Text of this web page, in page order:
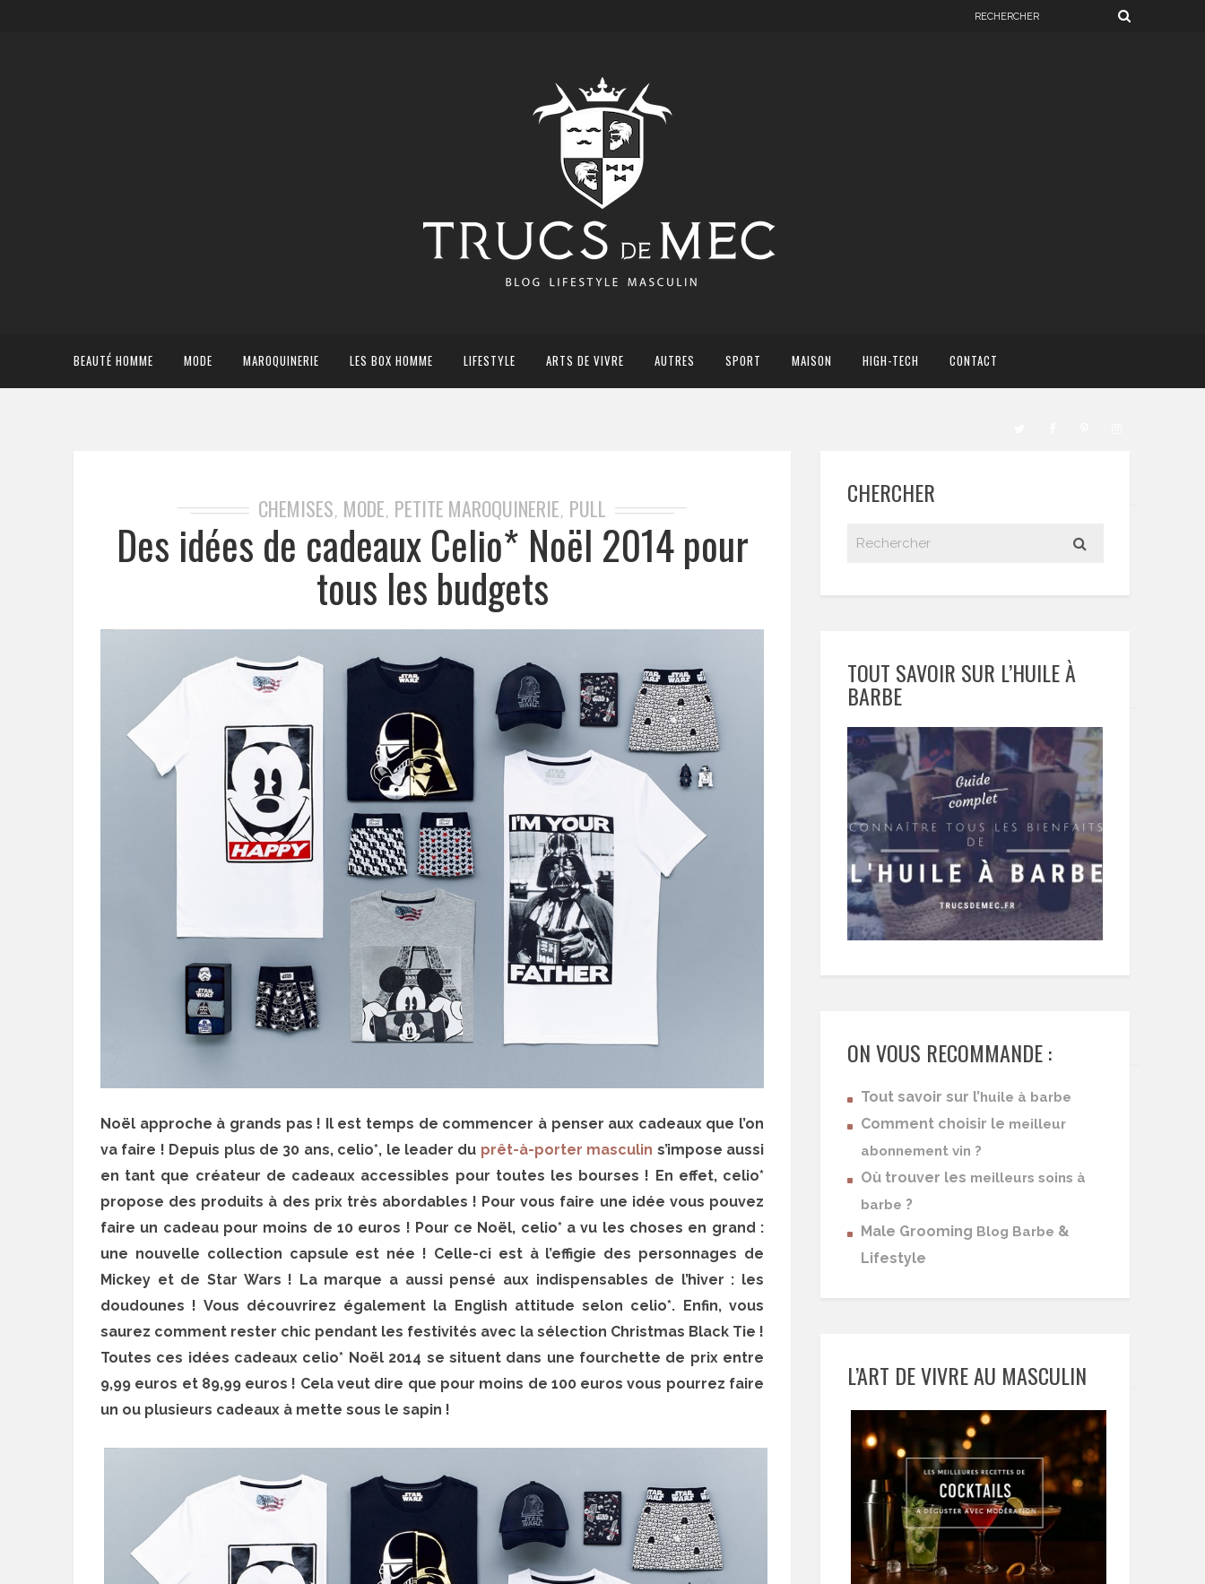
BEAUTÉ HOMME MODE MAROQUINERIE LES BOX HOMME LIFESTYLE ARTS DE VIVRE AUTRES SPORT MAISON HIGH-TECH CONTACT
CHEMISES, MODE, PETITE MAROQUINERIE, PULL
Des idées de cadeaux Celio* Noël 2014 pour
tous les budgets
Noël approche à grands pas ! Il est temps de commencer à penser aux cadeaux que l’on
va faire ! Depuis plus de 30 ans, celio*, le leader du prêt-à-porter masculin s’impose aussi
en tant que créateur de cadeaux accessibles pour toutes les bourses ! En effet, celio*
propose des produits à des prix très abordables ! Pour vous faire une idée vous pouvez
faire un cadeau pour moins de 10 euros ! Pour ce Noël, celio* a vu les choses en grand :
une nouvelle collection capsule est née ! Celle-ci est à l’effigie des personnages de
Mickey et de Star Wars ! La marque a aussi pensé aux indispensables de l’hiver : les
doudounes ! Vous découvrirez également la English attitude selon celio*. Enfin, vous
saurez comment rester chic pendant les festivités avec la sélection Christmas Black Tie !
Toutes ces idées cadeaux celio* Noël 2014 se situent dans une fourchette de prix entre
9,99 euros et 89,99 euros ! Cela veut dire que pour moins de 100 euros vous pourrez faire
un ou plusieurs cadeaux à mette sous le sapin !
CHERCHER
TOUT SAVOIR SUR L’HUILE À
BARBE
ON VOUS RECOMMANDE :
Tout savoir sur l’ huile à barbe
Comment choisir le meilleur
abonnement vin ?
Où trouver les meilleurs soins à
barbe ?
Male Grooming Blog Barbe &
Lifestyle
L’ART DE VIVRE AU MASCULIN